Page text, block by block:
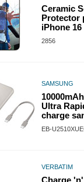
Ceramic
Protector
iPhone
2856
SAMSUNG
Ultra
charge
EB-
VERBATIM